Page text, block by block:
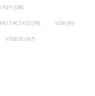
P2P (138)
TÁCTICO (78) VDB (91)
VÍDEOS (167)